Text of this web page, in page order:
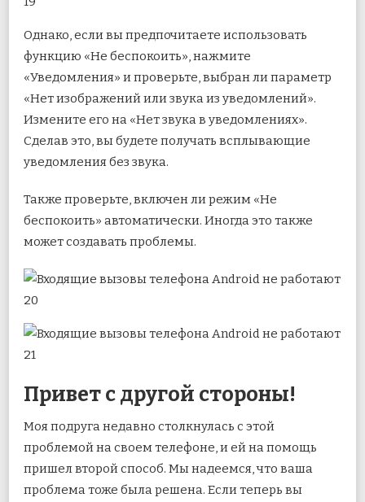
Однако, если вы предпочитаете использовать
функцию «Не беспокоить», нажмите
«Уведомления» и проверьте, выбран ли параметр
«Нет изображений или звука из уведомлений».
Измените его на «Нет звука в уведомлениях».
Сделав это, вы будете получать всплывающие
уведомления без звука.
Также проверьте, включен ли режим «Не
беспокоить» автоматически. Иногда это также
может создавать проблемы.
Привет с другой стороны!
Моя подруга недавно столкнулась с этой
проблемой на своем телефоне, и ей на помощь
пришел второй способ. Мы надеемся, что ваша
проблема тоже была решена. Если теперь вы